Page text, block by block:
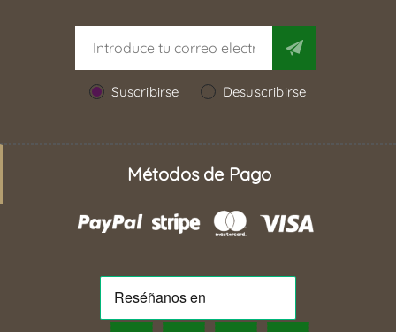
Suscribirse Desuscribirse
Métodos de Pago